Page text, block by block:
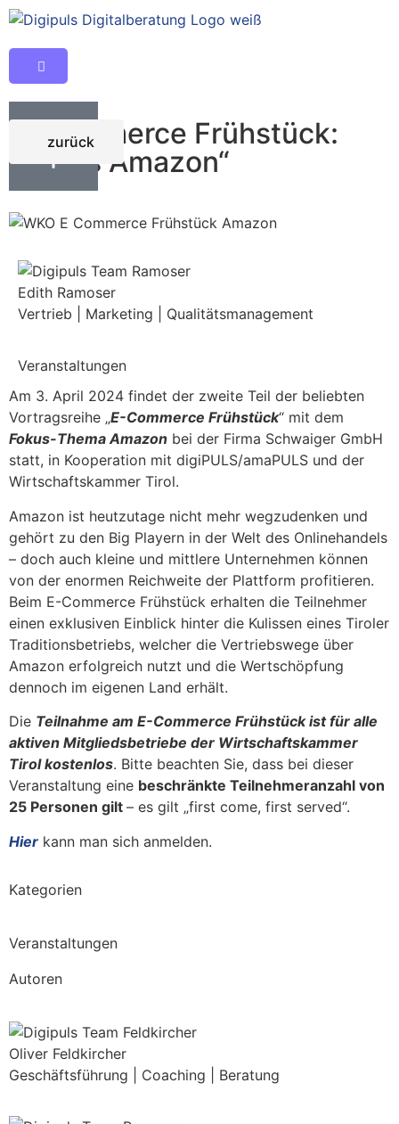
E-Commerce Frühstück:
„Fokus Amazon“
zurück
Edith Ramoser
Vertrieb | Marketing | Qualitätsmanagement
Veranstaltungen
Am 3. April 2024 findet der zweite Teil der beliebten
Vortragsreihe „E-Commerce Frühstück“ mit dem
Fokus-Thema Amazon bei der Firma Schwaiger GmbH
statt, in Kooperation mit digiPULS/amaPULS und der
Wirtschaftskammer Tirol.
Amazon ist heutzutage nicht mehr wegzudenken und
gehört zu den Big Playern in der Welt des Onlinehandels
– doch auch kleine und mittlere Unternehmen können
von der enormen Reichweite der Plattform profitieren.
Beim E-Commerce Frühstück erhalten die Teilnehmer
einen exklusiven Einblick hinter die Kulissen eines Tiroler
Traditionsbetriebs, welcher die Vertriebswege über
Amazon erfolgreich nutzt und die Wertschöpfung
dennoch im eigenen Land erhält.
Die Teilnahme am E-Commerce Frühstück ist für alle
aktiven Mitgliedsbetriebe der Wirtschaftskammer
Tirol kostenlos. Bitte beachten Sie, dass bei dieser
Veranstaltung eine beschränkte Teilnehmeranzahl von
25 Personen gilt – es gilt „first come, first served“.
Hier kann man sich anmelden.
Kategorien
Veranstaltungen
Autoren
Oliver Feldkircher
Geschäftsführung | Coaching | Beratung